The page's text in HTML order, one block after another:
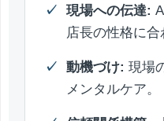
現場への伝達:
店長の性格に合
動機づけ: 現場
メンタルケア。